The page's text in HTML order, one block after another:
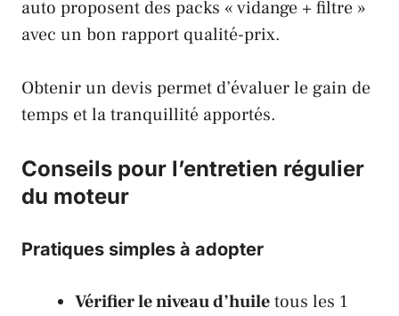
auto proposent des packs « vidange + filtre »
avec un bon rapport qualité-prix.
Obtenir un devis permet d’évaluer le gain de
temps et la tranquillité apportés.
Conseils pour l’entretien régulier
du moteur
Pratiques simples à adopter
Vérifier le niveau d’huiletous les 1